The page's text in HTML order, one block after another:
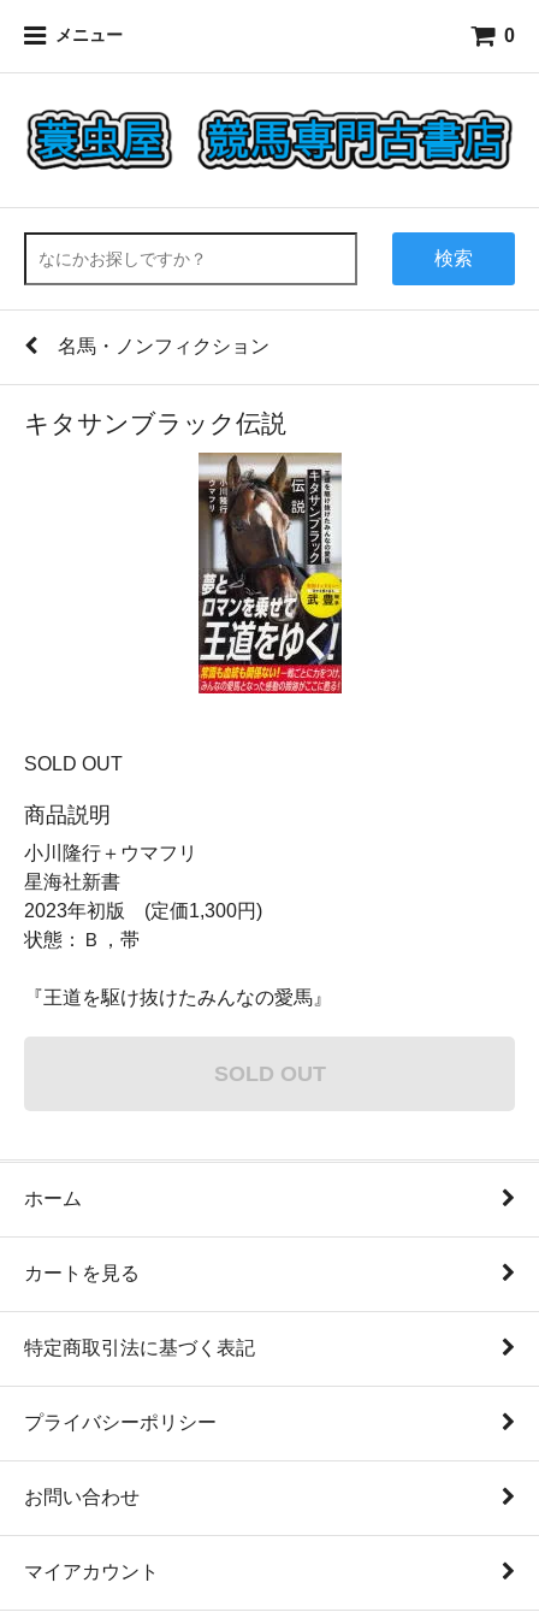
メニュー 0
検索
名馬・ノンフィクション
キタサンブラック伝説
SOLD OUT
商品説明
小川隆行＋ウマフリ
星海社新書
2023年初版 (定価1,300円)
状態：Ｂ，帯
『王道を駆け抜けたみんなの愛馬』
SOLD OUT
ホーム
カートを見る
特定商取引法に基づく表記
プライバシーポリシー
お問い合わせ
マイアカウント